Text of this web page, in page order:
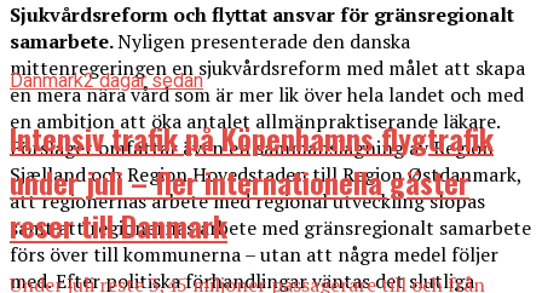
Sjukvårdsreform och flyttat ansvar för gränsregionalt
samarbete.Nyligen presenterade den danska
mittenregeringen en sjukvårdsreform med målet att skapa
en mera nära vård som är mer lik över hela landet och med
en ambition att öka antalet allmänpraktiserande läkare.
Förslaget omfattar även en sammanslagning av Region
Sjælland och Region Hovedstaden till Region Østdanmark,
att regionernas arbete med regional utveckling slopas
samt att regionernas arbete med gränsregionalt samarbete
förs över till kommunerna – utan att några medel följer
med. Efter politiska förhandlingar väntas det slutliga
Danmark2 dagar sedan
Intensiv trafik på Köpenhamns flygtrafik
under juli – fler internationella gäster
reser till Danmark
Under juli reste 3,45 miljoner passagerare till och från